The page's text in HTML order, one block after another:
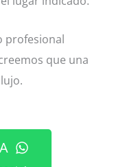
profesional
que una